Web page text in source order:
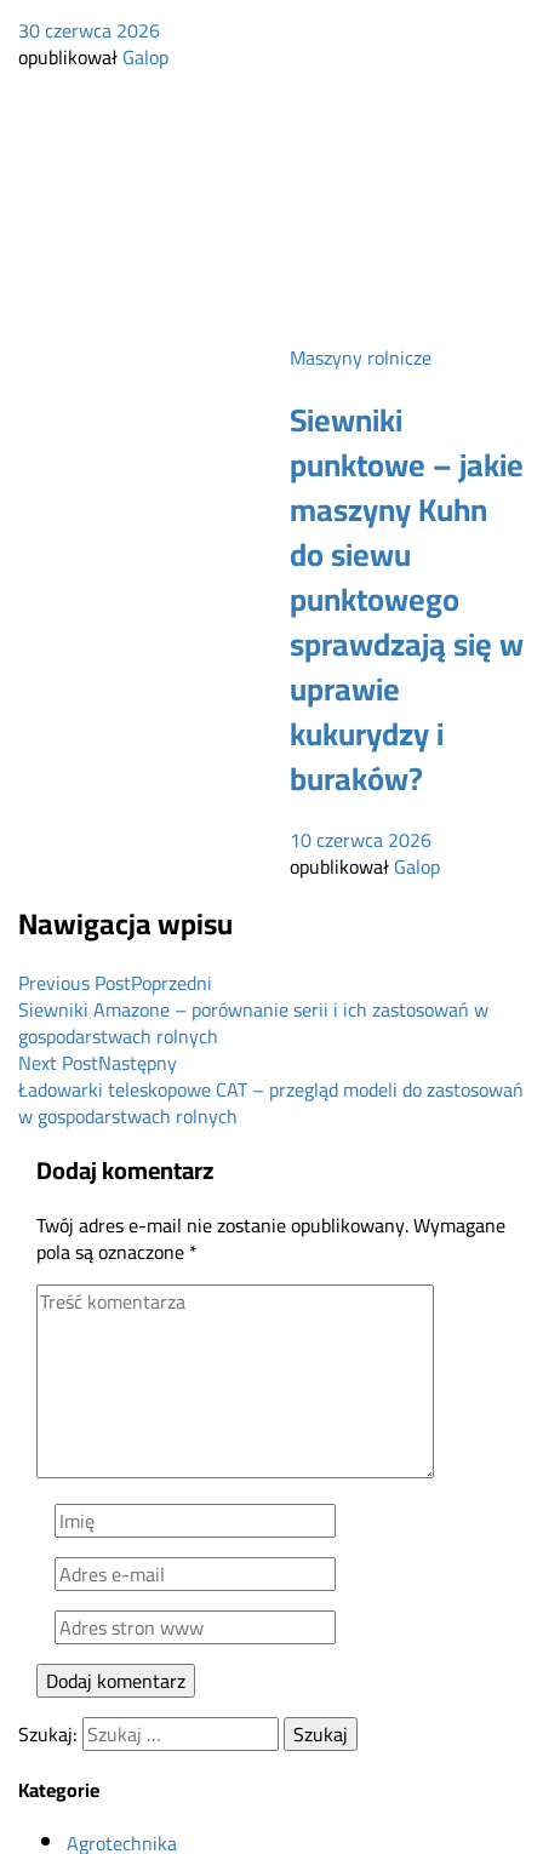
30 czerwca 2026
opublikowałGalop
Maszyny rolnicze
Siewniki
punktowe – jakie
maszyny Kuhn
do siewu
punktowego
sprawdzają się w
uprawie
kukurydzy i
buraków?
10 czerwca 2026
opublikowałGalop
Nawigacja wpisu
Previous PostPoprzedni
Siewniki Amazone – porównanie serii i ich zastosowań w
gospodarstwach rolnych
Next PostNastępny
Ładowarki teleskopowe CAT – przegląd modeli do zastosowań
w gospodarstwach rolnych
Dodaj komentarz
Twój adres e-mail nie zostanie opublikowany.Wymagane
pola są oznaczone*
Szukaj:
Kategorie
Agrotechnika